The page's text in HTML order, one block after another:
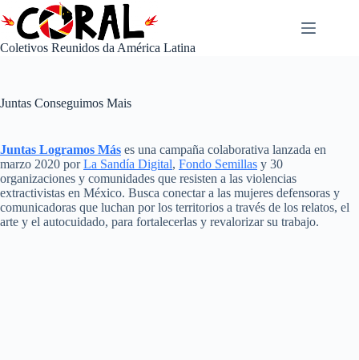
para
conteúdo
Coletivos Reunidos da América Latina
Juntas Conseguimos Mais
Juntas Logramos Más es una campaña colaborativa lanzada en
marzo 2020 porLa Sandía Digital, Fondo Semillas y 30
organizaciones y comunidades que resisten a las violencias
extractivistas en México. Busca conectar a las mujeres defensoras y
comunicadoras que luchan por los territorios a través de los relatos, el
arte y el autocuidado, para fortalecerlas y revalorizar su trabajo.